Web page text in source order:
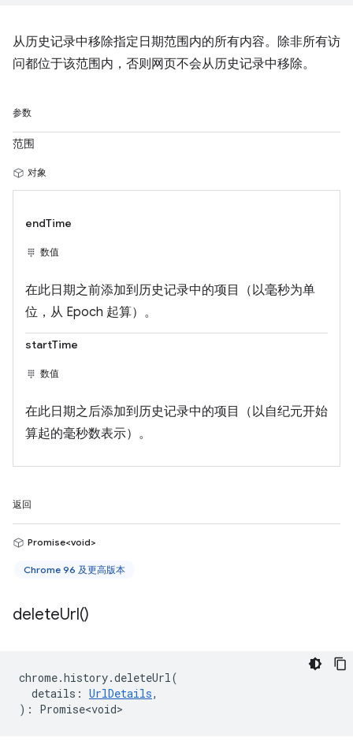
从历史记录中移除指定日期范围内的所有内容。除非所有访
问都位于该范围内，否则网页不会从历史记录中移除。
参数
范围
对象
endTime
数值
在此日期之前添加到历史记录中的项目（以毫秒为单
位，从 Epoch 起算）。
startTime
数值
在此日期之后添加到历史记录中的项目（以自纪元开始
算起的毫秒数表示）。
返回
Promise<void>
Chrome 96 及更高版本
deleteUrl()
chrome.history.deleteUrl(
details : UrlDetails,
) : Promise<void>